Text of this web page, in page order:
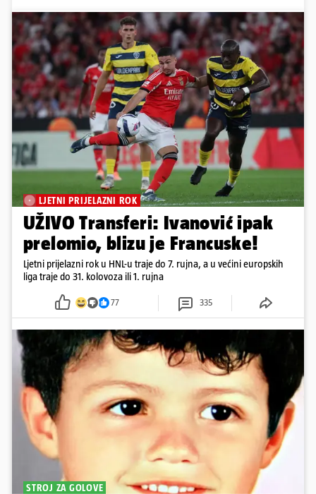
LJETNI PRIJELAZNI ROK
UŽIVO Transferi: Ivanović ipak
prelomio, blizu je Francuske!
Ljetni prijelazni rok u HNL-u traje do 7. rujna, a u većini europskih
liga traje do 31. kolovoza ili 1. rujna
77 335
STROJ ZA GOLOVE